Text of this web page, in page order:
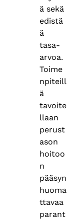
ä sekä
edistä
ä
tasa-
arvoa.
Toime
npiteill
ä
tavoite
llaan
perust
ason
hoitoo
n
pääsyn
huoma
ttavaa
parant